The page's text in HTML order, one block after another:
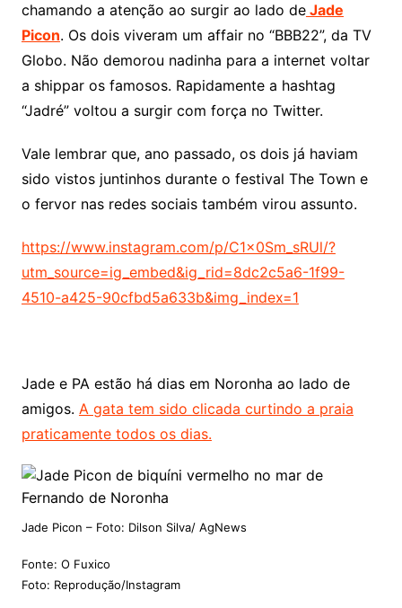
chamando a atenção ao surgir ao lado deJade
Picon. Os dois viveram um affair no “BBB22”, da TV
Globo. Não demorou nadinha para a internet voltar
a shippar os famosos. Rapidamente a hashtag
“Jadré” voltou a surgir com força no Twitter.
Vale lembrar que, ano passado, os dois já haviam
sido vistos juntinhos durante o festival The Town e
o fervor nas redes sociais também virou assunto.
https://www.instagram.com/p/C1x0Sm_sRUl/?
utm_source=ig_embed&ig_rid=8dc2c5a6-1f99-
4510-a425-90cfbd5a633b&img_index=1
Jade e PA estão há dias em Noronha ao lado de
amigos. A gata tem sido clicada curtindo a praia
praticamente todos os dias.
Jade Picon – Foto: Dilson Silva/ AgNews
Fonte: O Fuxico
Foto: Reprodução/Instagram